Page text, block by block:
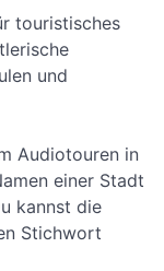
touristisches
und
Audiotouren in
einer Stadt
kannst die
Stichwort